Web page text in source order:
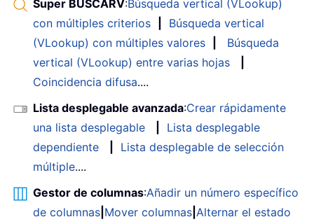
Super BUSCARV:Búsqueda vertical (VLookup)
con múltiples criterios
Búsqueda vertical
(VLookup) con múltiples valores
Búsqueda
vertical (VLookup) entre varias hojas
Coincidencia difusa....
Lista desplegable avanzada:Crear rápidamente
una lista desplegable
Lista desplegable
dependiente
Lista desplegable de selección
múltiple....
Gestor de columnas:Añadir un número específico
de columnas Mover columnas Alternar el estado